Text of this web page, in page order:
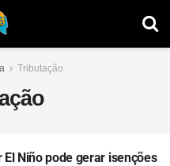
Tributação
El Niño pode gerar isenções